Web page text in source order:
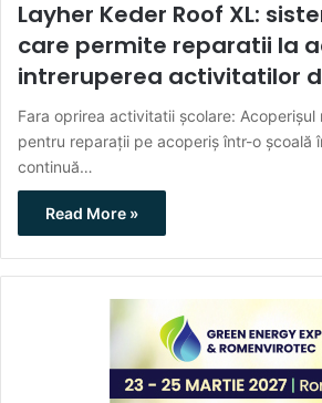
Layher Keder Roof XL:
care permite reparatii la
intreruperea activitatilor
Fara oprirea activitatii școlare: Acoperișul
pentru reparații pe acoperiș într-o școală
continuă…
Read More »